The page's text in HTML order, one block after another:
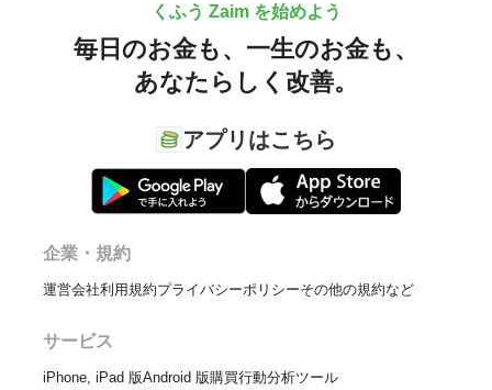
くふう Zaim を始めよう
毎日のお金も、 一生のお金も、
あなたらしく改善。
アプリはこちら
企業・規約
運営会社利用規約プライバシーポリシーその他の規約など
サービス
iPhone, iPad 版Android 版購買行動分析ツール